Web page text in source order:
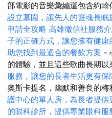
部電影的音樂彙編還包含約
設立墓園，讓先人的靈魂長眠
申請全攻略 高雄徵信社服務
子的正確方式，讓您擁有健康
助您找到最適合的餐飲方案 -
的體驗，並且這些歌曲長期以
服務，讓您的長者生活更有保
奧斯卡提名，幽默和善良的梅
護中心的單人房，為長者提供
的眼科診所，提供專業眼科服